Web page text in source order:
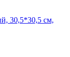
30,5*30,5 см,